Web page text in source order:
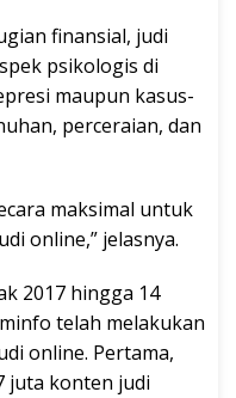
finansial, judi
psikologis di
maupun kasus-
perceraian, dan
maksimal untuk
online,” jelasnya.
2017 hingga 14
telah melakukan
online. Pertama,
juta konten judi